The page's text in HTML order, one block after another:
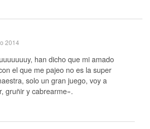
2014
han dicho que mi amado
el que me pajeo no es la super
solo un gran juego, voy a
gruñir y cabrearme».